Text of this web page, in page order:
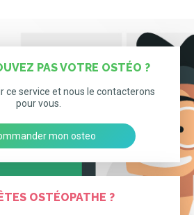
PAS VOTRE OSTÉO ?
ce service et nous le contacterons
pour vous.
mon osteo
OSTÉOPATHE ?